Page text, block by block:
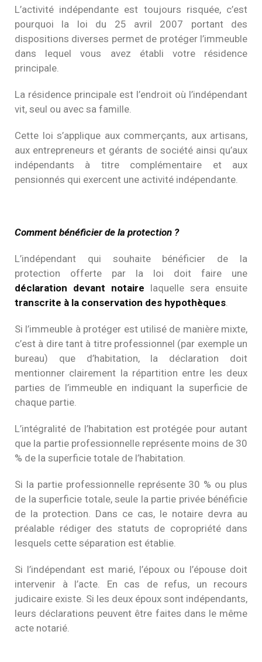
L’activité indépendante est toujours risquée, c’est
pourquoi la loi du 25 avril 2007 portant des
dispositions diverses permet de protéger l’immeuble
dans lequel vous avez établi votre résidence
principale.
La résidence principale est l’endroit où l’indépendant
vit, seul ou avec sa famille.
Cette loi s’applique aux commerçants, aux artisans,
aux entrepreneurs et gérants de société ainsi qu’aux
indépendants à titre complémentaire et aux
pensionnés qui exercent une activité indépendante.
Comment bénéficier de la protection ?
L’indépendant qui souhaite bénéficier de la
protection offerte par la loi doit faire une
déclaration devant notaire laquelle sera ensuite
transcrite à la conservation des hypothèques
Si l’immeuble à protéger est utilisé de manière mixte,
c’est à dire tant à titre professionnel (par exemple un
bureau) que d’habitation, la déclaration doit
mentionner clairement la répartition entre les deux
parties de l’immeuble en indiquant la superficie de
chaque partie.
L’intégralité de l’habitation est protégée pour autant
que la partie professionnelle représente moins de 30
% de la superficie totale de l’habitation.
Si la partie professionnelle représente 30 % ou plus
de la superficie totale, seule la partie privée bénéficie
de la protection. Dans ce cas, le notaire devra au
préalable rédiger des statuts de copropriété dans
lesquels cette séparation est établie.
Si l’indépendant est marié, l’époux ou l’épouse doit
intervenir à l’acte. En cas de refus, un recours
judicaire existe. Si les deux époux sont indépendants,
leurs déclarations peuvent être faites dans le même
acte notarié.